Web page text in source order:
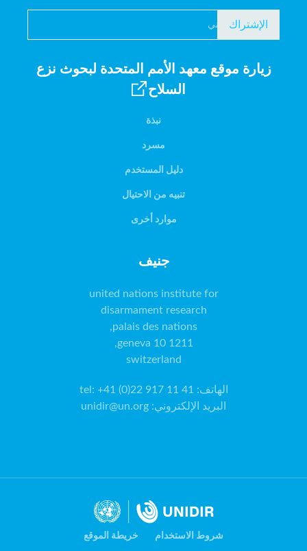
الإشتراك
زيارة موقع معهد الأمم المتحدة لبحوث نزع
السلاح
نبذة
مسرد
دليل المستخدم
تنبيه من الاحتيال
موارد أخرى
جنيف
switzerland
الهاتف:
tel: +41 (0)22 917 11 41
البريد الإلكتروني:
unidir@un.org
شروط الاستخدام خريطة الموقع